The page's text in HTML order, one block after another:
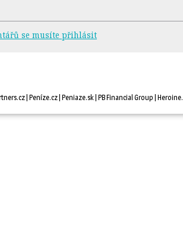
se musíte přihlásit
Peníze.cz Peniaze.sk PB Financial Group